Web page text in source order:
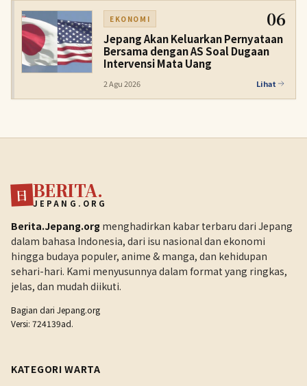
EKONOMI 06
Jepang Akan Keluarkan Pernyataan
Bersama dengan AS Soal Dugaan
Intervensi Mata Uang
2 Agu 2026 Lihat
日 BERITA.
JEPANG.ORG
Berita.Jepang.org menghadirkan kabar terbaru dari Jepang
dalam bahasa Indonesia, dari isu nasional dan ekonomi
hingga budaya populer, anime & manga, dan kehidupan
sehari-hari. Kami menyusunnya dalam format yang ringkas,
jelas, dan mudah diikuti.
Bagian dari Jepang.org
Versi: 724139ad.
KATEGORI WARTA